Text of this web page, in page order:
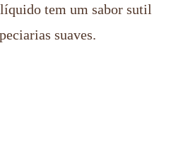
tem um sabor sutil
suaves.